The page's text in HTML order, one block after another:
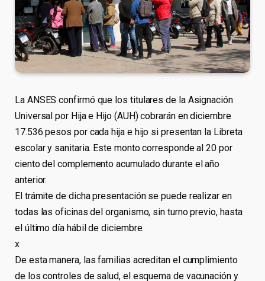
La ANSES confirmó que los titulares de la Asignación
Universal por Hija e Hijo (AUH) cobrarán en diciembre
17.536 pesos por cada hija e hijo si presentan la Libreta
escolar y sanitaria. Este monto corresponde al 20 por
ciento del complemento acumulado durante el año
anterior.
El trámite de dicha presentación se puede realizar en
todas las oficinas del organismo, sin turno previo, hasta
el último día hábil de diciembre.
x
De esta manera, las familias acreditan el cumplimiento
de los controles de salud, el esquema de vacunación y